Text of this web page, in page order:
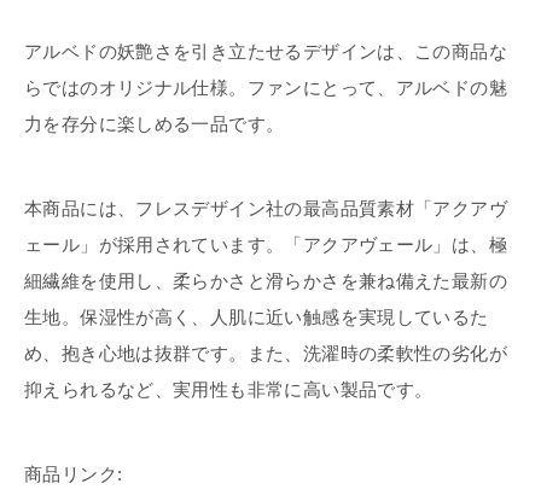
アルベドの妖艶さを引き立たせるデザインは、この商品な
らではのオリジナル仕様。ファンにとって、アルベドの魅
力を存分に楽しめる一品です。
本商品には、フレスデザイン社の最高品質素材「アクアヴ
ェール」が採用されています。「アクアヴェール」は、極
細繊維を使用し、柔らかさと滑らかさを兼ね備えた最新の
生地。保湿性が高く、人肌に近い触感を実現しているた
め、抱き心地は抜群です。また、洗濯時の柔軟性の劣化が
抑えられるなど、実用性も非常に高い製品です。
商品リンク: